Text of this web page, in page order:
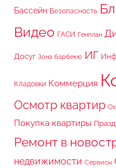
Бассейн Безопасность
Видео ГАСИ Генплан
Досуг Зона барбекю ИГ
Кладовки Коммерция
Осмотр квартир
Покупка квартиры
Ремонт в
недвижимости Сервисы